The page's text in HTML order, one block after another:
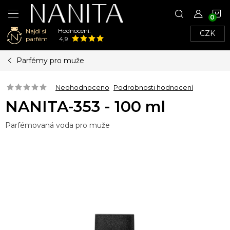
Najdi si
parfém
Hodnocení:
4,9
CZK
Parfémy pro muže
Neohodnoceno Podrobnosti hodnocení
NANITA-353 - 100 ml
Parfémovaná voda pro muže